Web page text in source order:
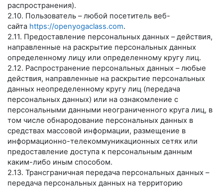
распространения).
2.10. Пользователь – любой посетитель веб-
сайта https://openyogaclass.com.
2.11. Предоставление персональных данных – действия,
направленные на раскрытие персональных данных
определенному лицу или определенному кругу лиц.
2.12. Распространение персональных данных – любые
действия, направленные на раскрытие персональных
данных неопределенному кругу лиц (передача
персональных данных) или на ознакомление с
персональными данными неограниченного круга лиц, в
том числе обнародование персональных данных в
средствах массовой информации, размещение в
информационно-телекоммуникационных сетях или
предоставление доступа к персональным данным
каким-либо иным способом.
2.13. Трансграничная передача персональных данных –
передача персональных данных на территорию